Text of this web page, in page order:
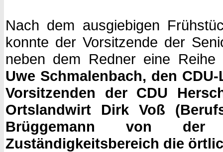
Nach dem ausgiebigen
konnte der Vorsitzende der
neben dem Redner eine
Uwe Schmalenbach, den
Vorsitzenden der CDU
Ortslandwirt Dirk Voß
Brüggemann von der
Zuständigkeitsbereich die